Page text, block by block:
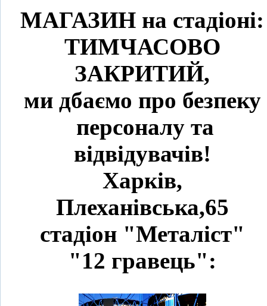
МАГАЗИН на стадіоні:
ТИМЧАСОВО
ЗАКРИТИЙ,
ми дбаємо про безпеку
персоналу та
відвідувачів!
Харків,
Плеханівська,65
стадіон "Металіст"
"12 гравець":